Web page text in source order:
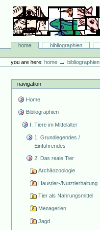
content.
navigation
Bibliographie-Portal
Sectionshome bibliographien
tools
you are here: home →bibliographien
navigation
Home
Bibliographien
I. Tiere im Mittelalter
1. Grundlegendes /
Einführendes
2. Das reale Tier
Archäozoologie
Haustier-/Nutztierhaltung
Tier als Nahrungsmittel
Menagerien
Jagd